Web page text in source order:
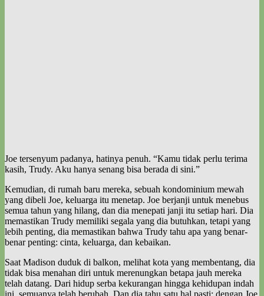
Joe tersenyum padanya, hatinya penuh. “Kamu tidak perlu terima
kasih, Trudy. Aku hanya senang bisa berada di sini.”
Kemudian, di rumah baru mereka, sebuah kondominium mewah
yang dibeli Joe, keluarga itu menetap. Joe berjanji untuk menebus
semua tahun yang hilang, dan dia menepati janji itu setiap hari. Dia
memastikan Trudy memiliki segala yang dia butuhkan, tetapi yang
lebih penting, dia memastikan bahwa Trudy tahu apa yang benar-
benar penting: cinta, keluarga, dan kebaikan.
Saat Madison duduk di balkon, melihat kota yang membentang, dia
tidak bisa menahan diri untuk merenungkan betapa jauh mereka
telah datang. Dari hidup serba kekurangan hingga kehidupan indah
ini, semuanya telah berubah. Dan dia tahu satu hal pasti: dengan Joe